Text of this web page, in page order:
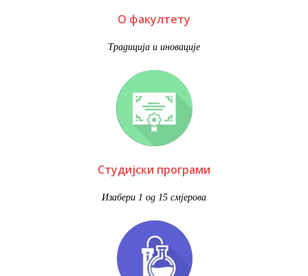
О факултету
Традиција и иновације
Студијски програми
Изабери 1 од 15 смјерова